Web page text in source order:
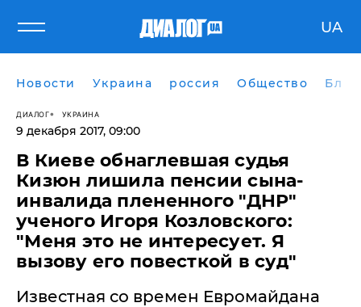
UA
Новости Украина россия Общество
ДИАЛОГ УКРАИНА
9 декабря 2017, 09:00
В Киеве обнаглевшая судья
Кизюн лишила пенсии сына-
инвалида плененного "ДНР"
ученого Игоря Козловского:
"Меня это не интересует. Я
вызову его повесткой в суд"
Известная со времен Евромайдана